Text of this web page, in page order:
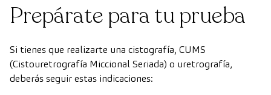
Prepárate para tu prueba
Si tienes que realizarte una cistografía, CUMS
(Cistouretrografía Miccional Seriada) o uretrografía,
deberás seguir estas indicaciones: